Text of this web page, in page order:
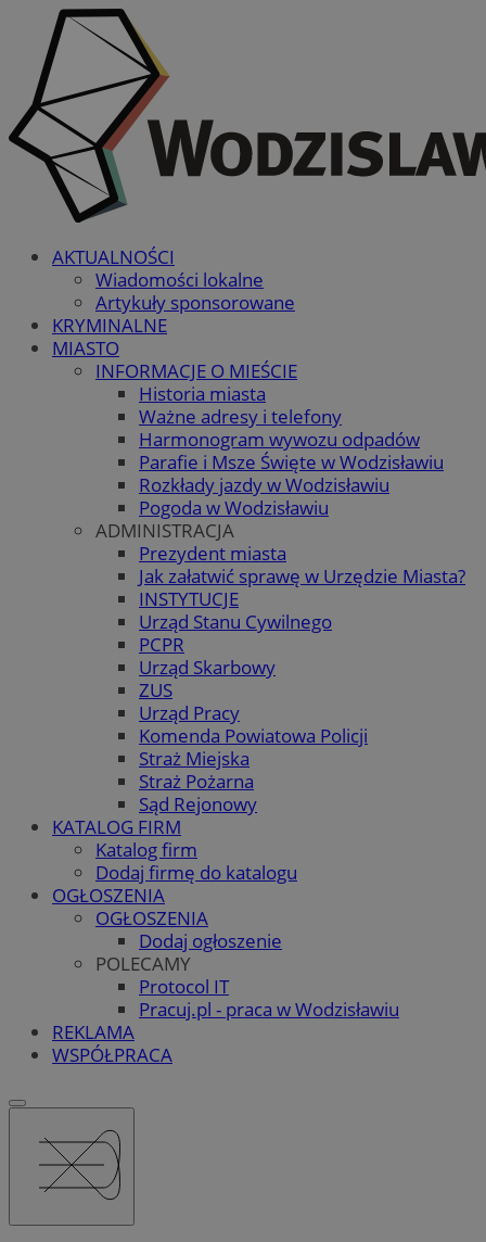
AKTUALNOŚCI
Wiadomości lokalne
Artykuły sponsorowane
KRYMINALNE
MIASTO
INFORMACJE O MIEŚCIE
Historia miasta
Ważne adresy i telefony
Harmonogram wywozu odpadów
Parafie i Msze Święte w Wodzisławiu
Rozkłady jazdy w Wodzisławiu
Pogoda w Wodzisławiu
ADMINISTRACJA
Prezydent miasta
Jak załatwić sprawę w Urzędzie Miasta?
INSTYTUCJE
Urząd Stanu Cywilnego
PCPR
Urząd Skarbowy
ZUS
Urząd Pracy
Komenda Powiatowa Policji
Straż Miejska
Straż Pożarna
Sąd Rejonowy
KATALOG FIRM
Katalog firm
Dodaj firmę do katalogu
OGŁOSZENIA
OGŁOSZENIA
Dodaj ogłoszenie
POLECAMY
Protocol IT
Pracuj.pl - praca w Wodzisławiu
REKLAMA
WSPÓŁPRACA